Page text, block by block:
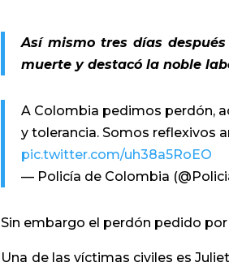
Así mismo tres días
muerte y destacó la noble
A Colombia pedimos perdón,
y tolerancia. Somos reflexivos
pic.twitter.com/uh38a5RoEO
— Policía de Colombia
Sin embargo el perdón pedido
Una de las víctimas civiles es